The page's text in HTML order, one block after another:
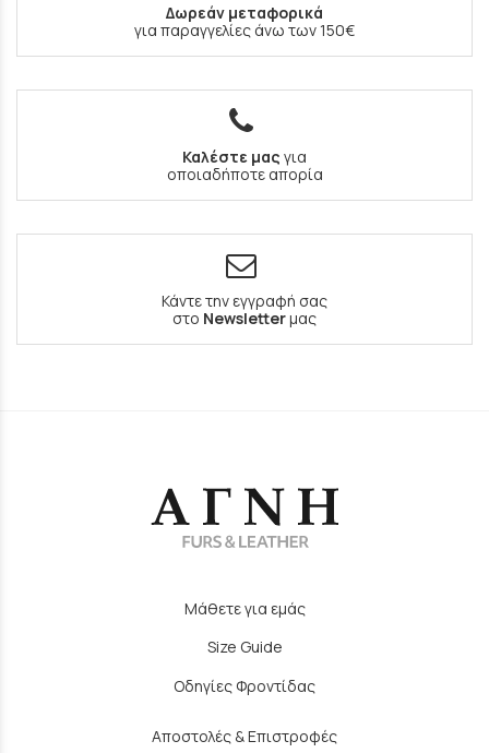
Δωρεάν μεταφορικά
για παραγγελίες άνω των 150€
Καλέστε μας για
οποιαδήποτε απορία
Κάντε την εγγραφή σας
στο Newsletterμας
Μάθετε για εμάς
Size Guide
Οδηγίες Φροντίδας
Αποστολές & Επιστροφές